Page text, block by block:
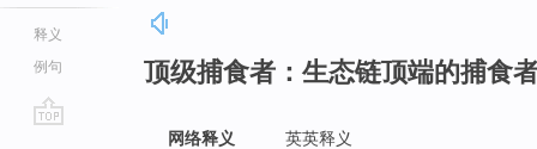
释义
例句
顶级捕食者：生态链顶端的捕食
网络释义 英英释义